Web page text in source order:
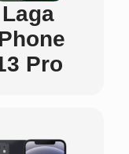
Laga
Pro